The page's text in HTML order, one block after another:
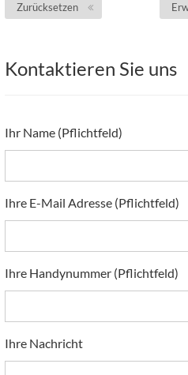
Zurücksetzen
Kontaktieren Sie uns
Ihr Name (Pflichtfeld)
Ihre E-Mail Adresse (Pflichtfeld)
Ihre Handynummer (Pflichtfeld)
Ihre Nachricht